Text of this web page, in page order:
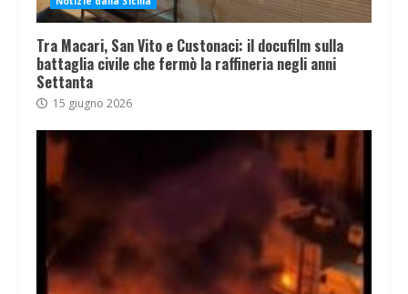
Tra Macari, San Vito e Custonaci: il docufilm sulla
battaglia civile che fermò la raffineria negli anni
Settanta
15 giugno 2026